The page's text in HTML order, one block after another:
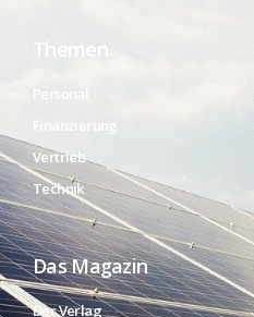
Themen
Finanzierung
Vertrieb
Technik
Das Magazin
Der Verlag